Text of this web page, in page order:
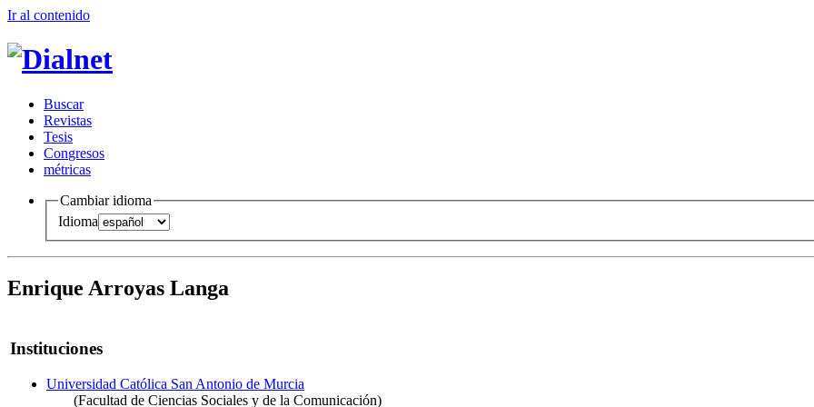
Ir al contenido
Buscar
Revistas
Tesis
Congresos
métricas
Cambiar idioma
Idioma
Enrique Arroyas Langa
Instituciones
Universidad Católica San Antonio de Murcia
(Facultad de Ciencias Sociales y de la Comunicación)